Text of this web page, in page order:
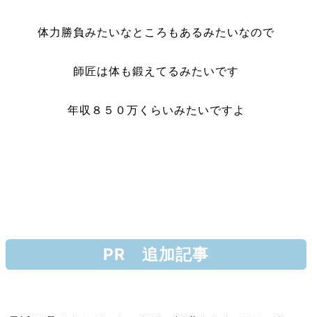
体力勝負みたいなところもあるみたいなので
師匠は体も鍛えてるみたいです
年収８５０万くらいみたいですよ
PR 追加記事